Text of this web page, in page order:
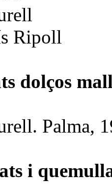
Ripoll
dolços
Palma,
i